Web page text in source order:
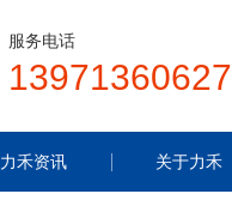
服务电话
13971360627
力禾资讯 关于力禾